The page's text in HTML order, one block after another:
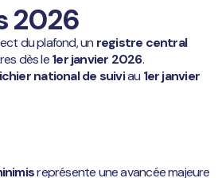
2026
du plafond, un registre central
dès le1er janvier 2026.
national de suiviau 1er janvier
représente une avancée majeure